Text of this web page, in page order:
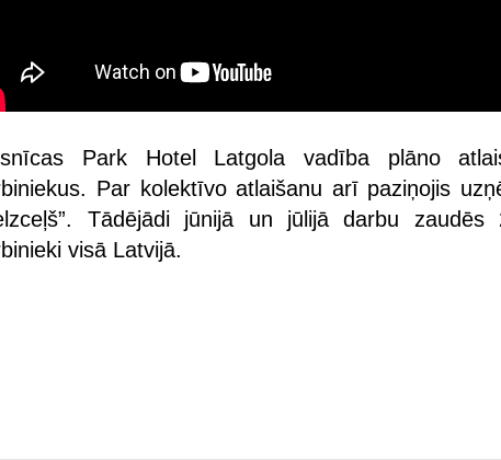
Park Hotel Latgola vadība plāno
Par kolektīvo atlaišanu arī paziņojis
Tādējādi jūnijā un jūlijā darbu zaudēs
visā Latvijā.